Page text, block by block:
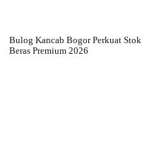
Bulog Kancab Bogor Perkuat Stok
Beras Premium 2026